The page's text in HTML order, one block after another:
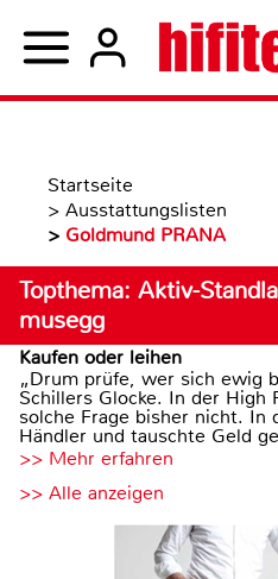
Startseite
> Ausstattungslisten
> Goldmund PRANA
Topthema: Aktiv-
musegg
Kaufen oder leihen
„Drum prüfe, wer sich ewig
Schillers Glocke. In der
solche Frage bisher nicht. In
Händler und tauschte Geld
>> Mehr erfahren
>> Alle anzeigen